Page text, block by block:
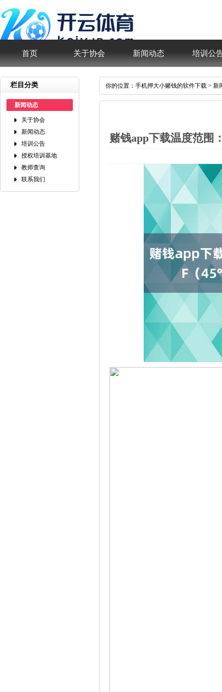
首页 关于协会 新闻动态 培训公
栏目分类
新闻动态
关于协会
新闻动态
培训公告
授权培训基地
教师查询
联系我们
你的位置： 手机押大小赌钱的软件下载 > 新
赌钱app下载温度范围